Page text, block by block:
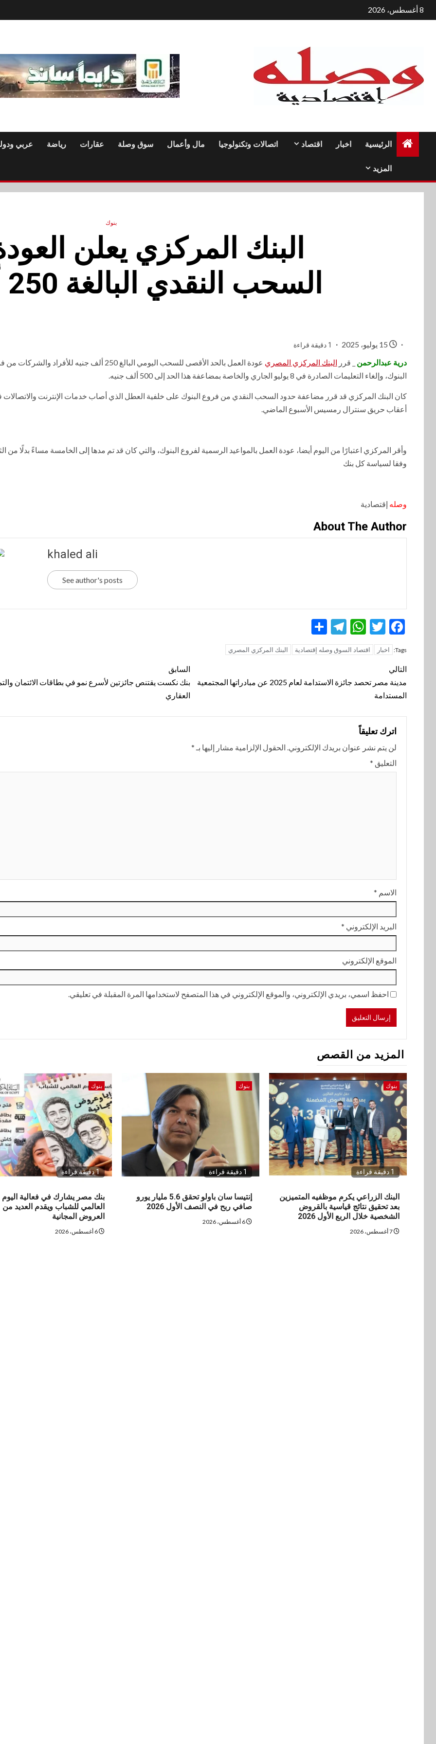
التجاوز
إلى
8 أغسطس، 2026
الرئيسية اخبار اقتصاد اتصالات وتكنولوجيا مال وأعمال سوق وصلة عقارات رياضة عربي
المزيد
بنوك
البنك المركزي يعلن
السحب النقدي البالغة 250 ألف جنيه
1 دقيقة قراءة
درية عبدالرحمن _ قرر البنك المركزي المصري
عودة العمل بالحد الأقصى للسحب اليومي البالغ 250 ألف جنيه للأفراد
البنوك، وإلغاء التعليمات الصادرة في 8 يوليو الجاري والخاصة بمضاعفة هذا الحد إلى 500 ألف جنيه.
كان البنك المركزي قد قرر مضاعفة حدود السحب النقدي من فروع البنوك على خلفية العطل الذي أصاب خدمات الإنترنت والاتصالات
أعقاب حريق سنترال رمسيس الأسبوع الماضي.
وأقر المركزي اعتبارًا من اليوم أيضا، عودة العمل بالمواعيد الرسمية لفروع البنوك، والتي كان قد تم مدها إلى الخامسة مساءً بدلًا من
وفقا لسياسة كل بنك
وصله إقتصادية
About The Author
khaled ali
See author's posts
Facebook
Twitter
WhatsApp
Telegram
Tags: اخبار اقتصاد السوق وصله إقتصادية البنك المركزي المصري
تنقل
المقالة
السابق
بنك نكست يقتنص جائزتين لأسرع نمو في بطاقات الائتمان
العقاري
التالي
مدينة مصر تحصد جائزة الاستدامة لعام 2025 عن مبادراتها المجتمعية
المستدامة
اترك تعليقاً
لن يتم نشر عنوان بريدك الإلكتروني. الحقول الإلزامية مشار إليها بـ *
التعليق *
الاسم *
البريد الإلكتروني *
الموقع الإلكتروني
احفظ اسمي، بريدي الإلكتروني، والموقع الإلكتروني في هذا المتصفح لاستخدامها المرة المقبلة في تعليقي.
المزيد من القصص
بنوك
1 دقيقة قراءة
البنك الزراعي يكرم موظفيه المتميزين
بعد تحقيق نتائج قياسية بالقروض
الشخصية خلال الربع الأول 2026
بنوك
1 دقيقة قراءة
إنتيسا سان باولو تحقق 5.6 مليار يورو
صافي ربح في النصف الأول 2026
6 أغسطس، 2026
بنوك
1 دقيقة قراءة
بنك مصر يشارك في فعالية اليوم
العالمي للشباب ويقدم العديد من
العروض المجانية
6 أغسطس، 2026